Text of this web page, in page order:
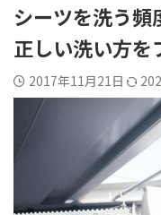
シーツを洗う頻
正しい洗い方を
2017年11月21日